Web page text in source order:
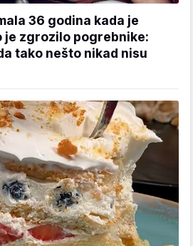
36 godina kada je
je zgrozilo pogrebnike:
tako nešto nikad nisu